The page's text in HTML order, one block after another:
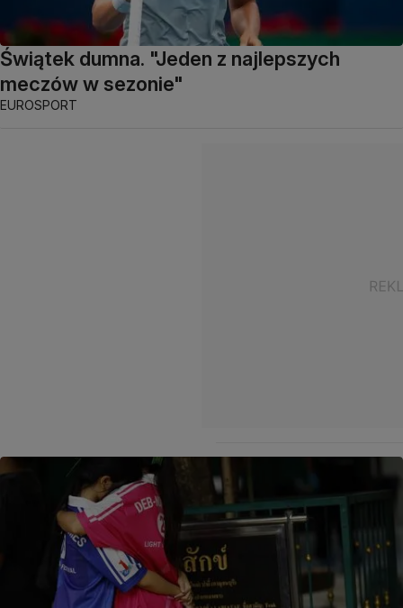
Świątek dumna. "Jeden z najlepszych
meczów w sezonie"
EUROSPORT